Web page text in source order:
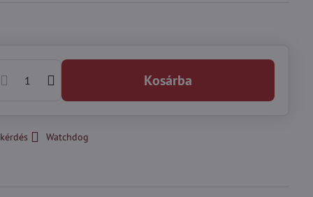
Kosárba
Watchdog